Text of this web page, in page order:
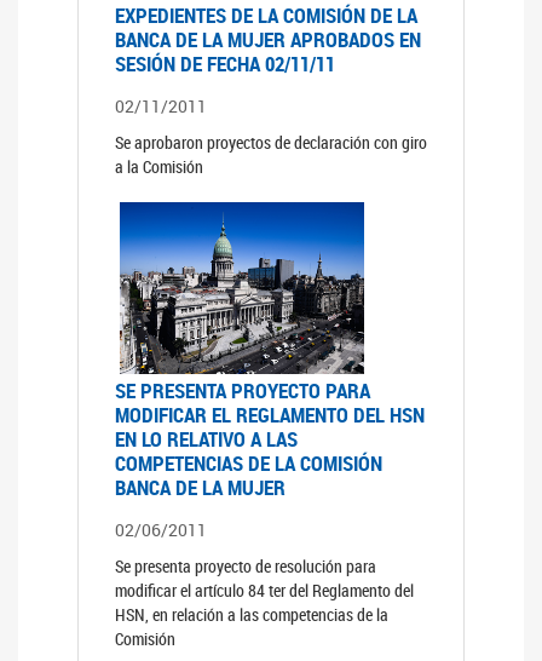
EXPEDIENTES DE LA COMISIÓN DE LA
BANCA DE LA MUJER APROBADOS EN
SESIÓN DE FECHA 02/11/11
02/11/2011
Se aprobaron proyectos de declaración con giro
a la Comisión
SE PRESENTA PROYECTO PARA
MODIFICAR EL REGLAMENTO DEL HSN
EN LO RELATIVO A LAS
COMPETENCIAS DE LA COMISIÓN
BANCA DE LA MUJER
02/06/2011
Se presenta proyecto de resolución para
modificar el artículo 84 ter del Reglamento del
HSN, en relación a las competencias de la
Comisión